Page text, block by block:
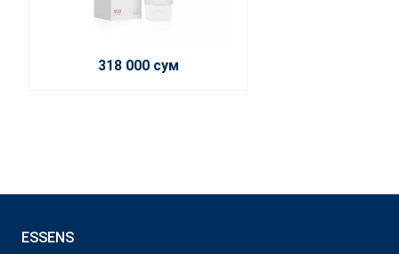
318 000 сум
ESSENS